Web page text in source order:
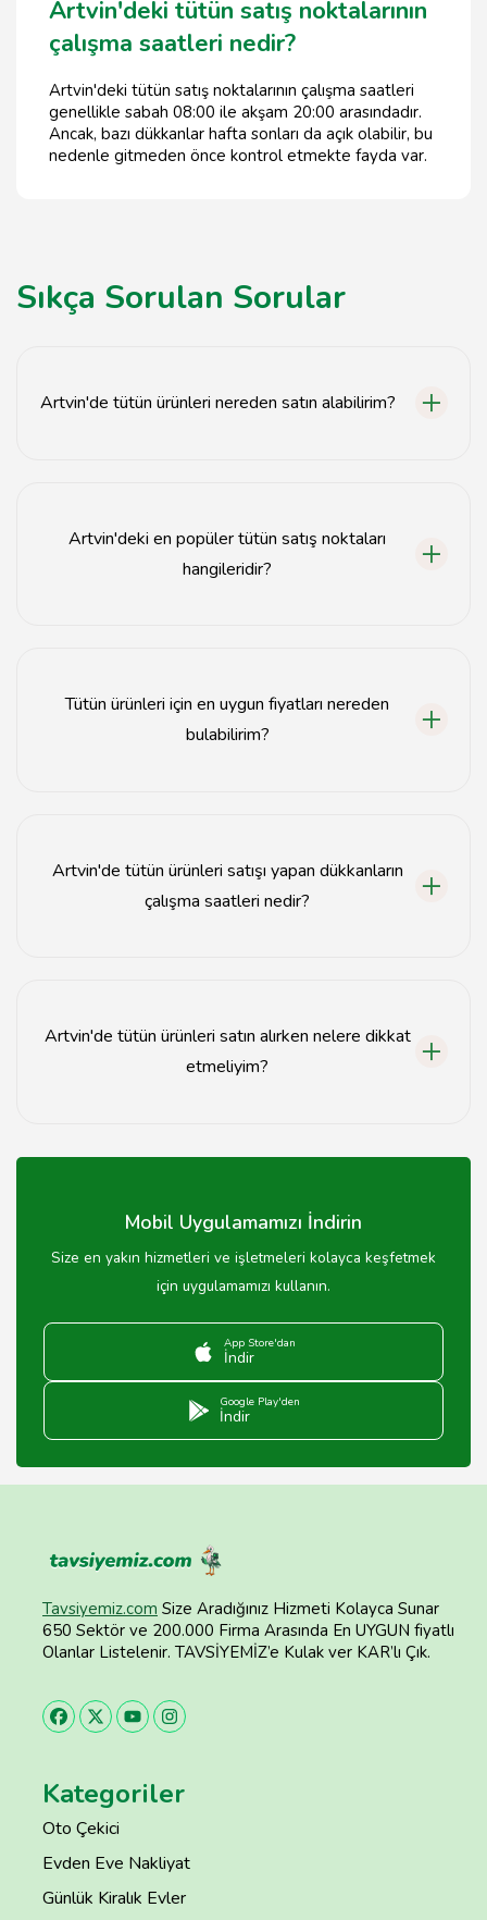
Artvin'deki tütün satış noktalarının
çalışma saatleri nedir?
Artvin'deki tütün satış noktalarının çalışma saatleri
genellikle sabah 08:00 ile akşam 20:00 arasındadır.
Ancak, bazı dükkanlar hafta sonları da açık olabilir, bu
nedenle gitmeden önce kontrol etmekte fayda var.
Sıkça Sorulan Sorular
Artvin'de tütün ürünleri nereden satın alabilirim?
Artvin'deki en popüler tütün satış noktaları
hangileridir?
Tütün ürünleri için en uygun fiyatları nereden
bulabilirim?
Artvin'de tütün ürünleri satışı yapan dükkanların
çalışma saatleri nedir?
Artvin'de tütün ürünleri satın alırken nelere dikkat
etmeliyim?
ve satıcının güvenilirliğine dikkat etmelisiniz.
Mobil Uygulamamızı İndirin
Size en yakın hizmetleri ve işletmeleri kolayca keşfetmek
için uygulamamızı kullanın.
App Store'dan
İndir
Google Play'den
İndir
Tavsiyemiz.com Size Aradığınız Hizmeti Kolayca Sunar
650 Sektör ve 200.000 Firma Arasında En UYGUN fiyatlı
Olanlar Listelenir. TAVSİYEMİZ’e Kulak ver KAR’lı Çık.
Kategoriler
Oto Çekici
Evden Eve Nakliyat
Günlük Kiralık Evler